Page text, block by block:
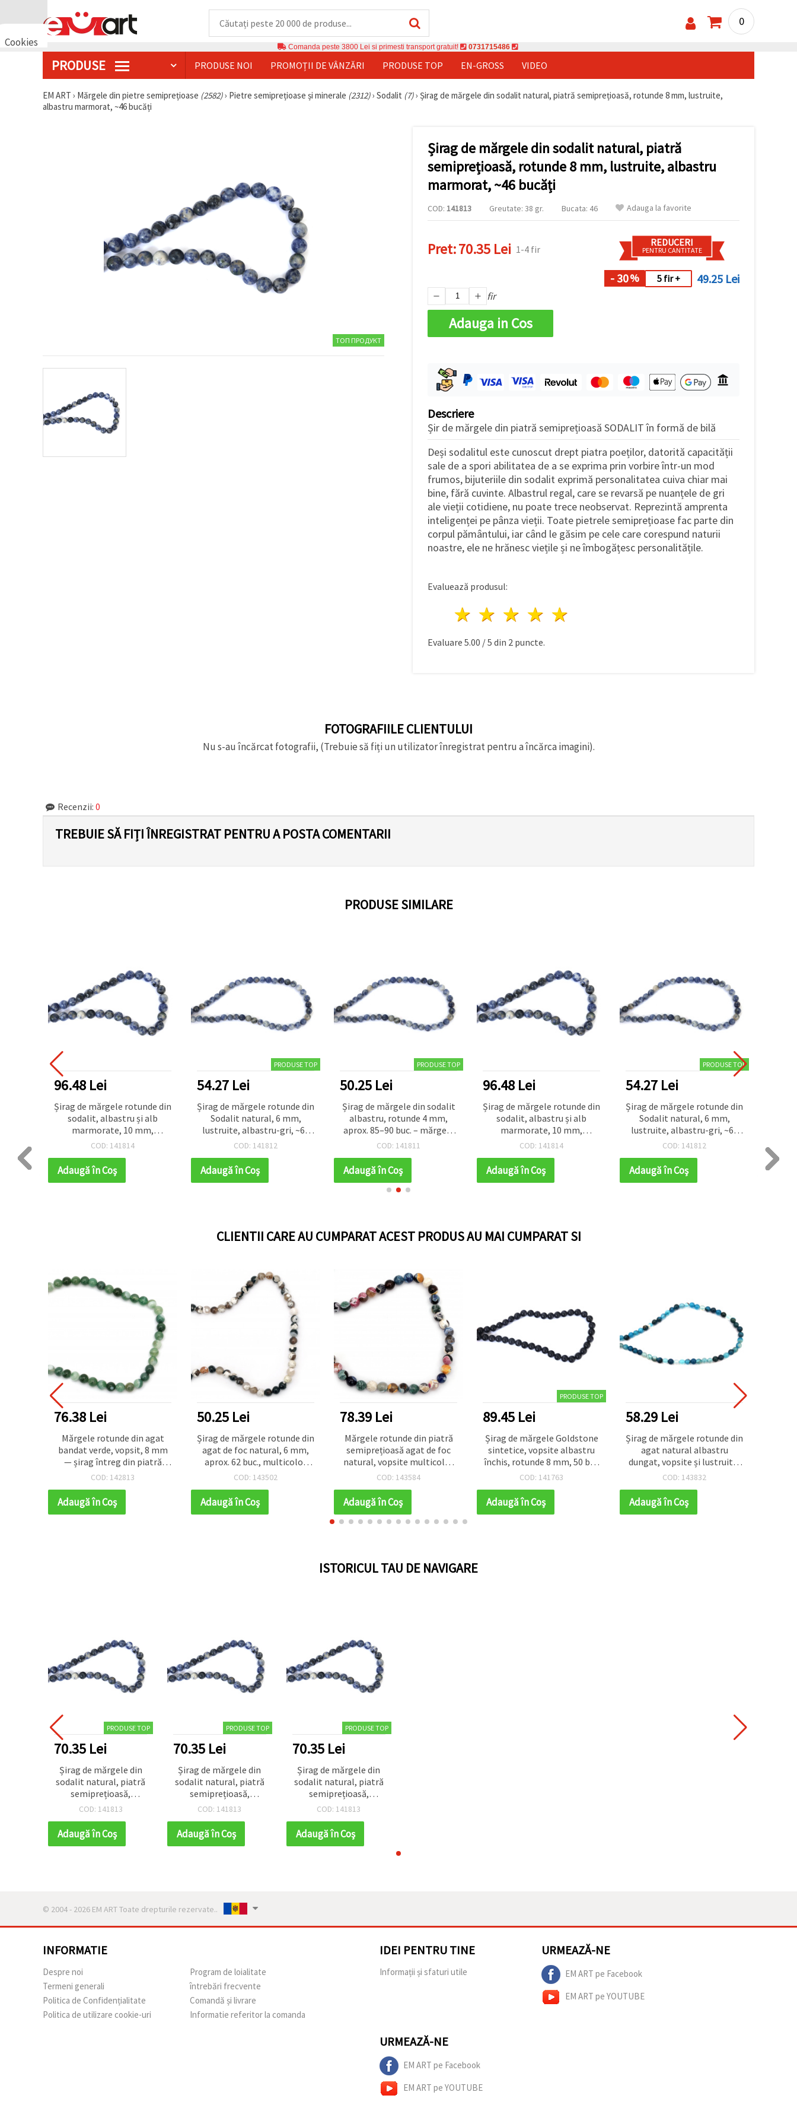
Cookies
0
Comanda peste 3800 Lei si primesti transport gratuit! 0731715486
PRODUSE PRODUSE NOI PROMOȚII DE VÂNZĂRI PRODUSE TOP EN-GROSS VIDEO
EM ART › Mărgele din pietre semiprețioase (2582)› Pietre semiprețioase și minerale (2312)› Sodalit (7)› Șirag de mărgele din sodalit natural, piatră semiprețioasă, rotunde 8 mm, lustruite,
albastru marmorat, ~46 bucăți
ТОП ПРОДУКТ
Șirag de mărgele din sodalit natural, piatră
semiprețioasă, rotunde 8 mm, lustruite, albastru
marmorat, ~46 bucăți
COD: 141813 Greutate: 38 gr. Bucata: 46 Adauga la favorite
Pret:70.35 Lei 1-4 fir
REDUCERI
PENTRU CANTITATE
- 30% 5 fir + 49.25 Lei
fir
Adauga in Cos
Descriere
Șir de mărgele din piatră semiprețioasă SODALIT în formă de bilă
Deși sodalitul este cunoscut drept piatra poeților, datorită capacității
sale de a spori abilitatea de a se exprima prin vorbire într-un mod
frumos, bijuteriile din sodalit exprimă personalitatea cuiva chiar mai
bine, fără cuvinte. Albastrul regal, care se revarsă pe nuanțele de gri
ale vieții cotidiene, nu poate trece neobservat. Reprezintă amprenta
inteligenței pe pânza vieții. Toate pietrele semiprețioase fac parte din
corpul pământului, iar când le găsim pe cele care corespund naturii
noastre, ele ne hrănesc viețile și ne îmbogățesc personalitățile.
Evaluează produsul:
4 stele
3 stele
2 stele
1 stea
Evaluare 5.00 /5 din 2 puncte.
FOTOGRAFIILE CLIENTULUI
Nu s-au încărcat fotografii, (Trebuie să fiți un utilizator înregistrat pentru a încărca imagini).
Recenzii: 0
TREBUIE SĂ FIȚI ÎNREGISTRAT PENTRU A POSTA COMENTARII
PRODUSE SIMILARE
și
96.48 Lei
Șirag de mărgele rotunde din
sodalit, albastru și alb
marmorate, 10 mm,
polisate, ~37 buc
COD: 141814
Adaugă în Coş
PRODUSE TOP
54.27 Lei
Șirag de mărgele rotunde din
Sodalit natural, 6 mm,
lustruite, albastru-gri, ~60
buc.
COD: 141812
Adaugă în Coş
PRODUSE TOP
50.25 Lei
Șirag de mărgele din sodalit
albastru, rotunde 4 mm,
aprox. 85–90 buc. – mărgele
din piatră semiprețioasă
coliere
COD: 141811
Adaugă în Coş
96.48 Lei
Șirag de mărgele rotunde din
sodalit, albastru și alb
marmorate, 10 mm,
polisate, ~37 buc
COD: 141814
Adaugă în Coş
PRODUSE TOP
54.27 Lei
Șirag de mărgele rotunde din
Sodalit natural, 6 mm,
lustruite, albastru-gri, ~60
buc.
COD: 141812
Adaugă în Coş
CLIENTII CARE AU CUMPARAT ACEST PRODUS AU MAI CUMPARAT SI
76.38 Lei
Mărgele rotunde din agat
bandat verde, vopsit, 8 mm
— șirag întreg din piatră
semiprețioasă naturală (~48
mărgelit, brățări și coliere
COD: 142813
Adaugă în Coş
50.25 Lei
Șirag de mărgele rotunde din
agat de foc natural, 6 mm,
aprox. 62 buc., multicolor
asortat în tonuri pământii,
bijuterii handmade și
mărgelit
COD: 143502
Adaugă în Coş
78.39 Lei
Mărgele rotunde din piatră
semiprețioasă agat de foc
natural, vopsite multicolor
(asortate), 10 mm – șirag
lustruite, pentru bijuterii
handmade, brățări, coliere și
proiecte DIY
COD: 143584
Adaugă în Coş
PRODUSE TOP
89.45 Lei
Șirag de mărgele Goldstone
sintetice, vopsite albastru
închis, rotunde 8 mm, 50 buc
– pentru bijuterii DIY și
COD: 141763
Adaugă în Coş
58.29 Lei
Șirag de mărgele rotunde din
agat natural albastru
dungat, vopsite și lustruite,
6 mm (~63 buc.)
COD: 143832
Adaugă în Coş
ISTORICUL TAU DE NAVIGARE
PRODUSE TOP
70.35 Lei
Șirag de mărgele din
sodalit natural, piatră
semiprețioasă,
rotunde 8 mm,
marmorat, ~46 bucăți
COD: 141813
Adaugă în Coş
PRODUSE TOP
70.35 Lei
Șirag de mărgele din
sodalit natural, piatră
semiprețioasă,
rotunde 8 mm,
marmorat, ~46 bucăți
COD: 141813
Adaugă în Coş
PRODUSE TOP
70.35 Lei
Șirag de mărgele din
sodalit natural, piatră
semiprețioasă,
rotunde 8 mm,
marmorat, ~46 bucăți
COD: 141813
Adaugă în Coş
© 2004 - 2026 EM ART Toate drepturile rezervate..
INFORMATIE
Despre noi
Termeni generali
Politica de Confidențialitate
Politica de utilizare cookie-uri
Program de loialitate
întrebări frecvente
Comandă și livrare
Informatie referitor la comanda
IDEI PENTRU TINE
Informații și sfaturi utile
URMEAZĂ-NE
EM ART pe Facebook
EM ART pe YOUTUBE
URMEAZĂ-NE
EM ART pe Facebook
EM ART pe YOUTUBE